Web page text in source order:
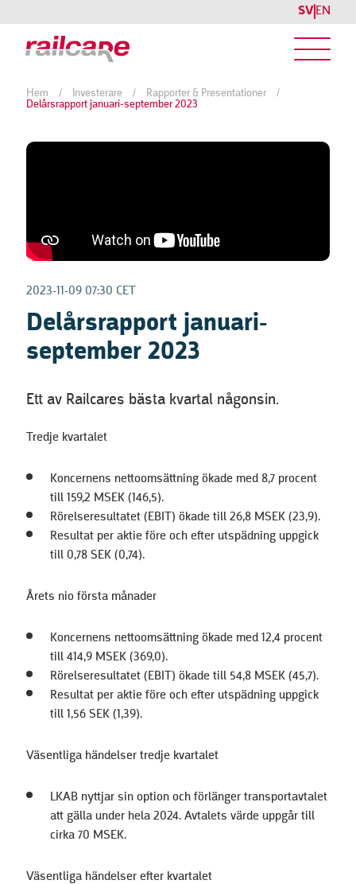
SV EN
Hem / Investerare / Rapporter & Presentationer
/
Delårsrapport januari-september 2023
2023-11-09 07:30 CET
Delårsrapport januari-
september 2023
Ett av Railcares bästa kvartal någonsin.
Tredje kvartalet
Koncernens nettoomsättning ökade med 8,7 procent
till 159,2 MSEK (146,5).
Rörelseresultatet (EBIT) ökade till 26,8 MSEK (23,9).
Resultat per aktie före och efter utspädning uppgick
till 0,78 SEK (0,74).
Årets nio första månader
Koncernens nettoomsättning ökade med 12,4 procent
till 414,9 MSEK (369,0).
Rörelseresultatet (EBIT) ökade till 54,8 MSEK (45,7).
Resultat per aktie före och efter utspädning uppgick
till 1,56 SEK (1,39).
Väsentliga händelser tredje kvartalet
LKAB nyttjar sin option och förlänger transportavtalet
att gälla under hela 2024. Avtalets värde uppgår till
cirka 70 MSEK.
Väsentliga händelser efter kvartalet